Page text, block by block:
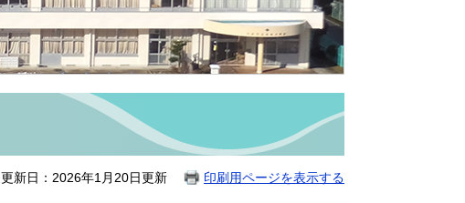
更新日：2026年1月20日更新 印刷用ページを表示する